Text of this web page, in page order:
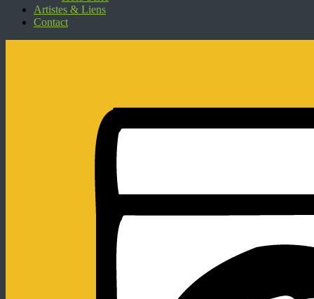
Artistes & Liens
Contact